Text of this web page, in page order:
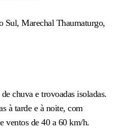
Sul, Marechal Thaumaturgo,
chuva e trovoadas isoladas.
à tarde e à noite, com
ventos de 40 a 60 km/h.